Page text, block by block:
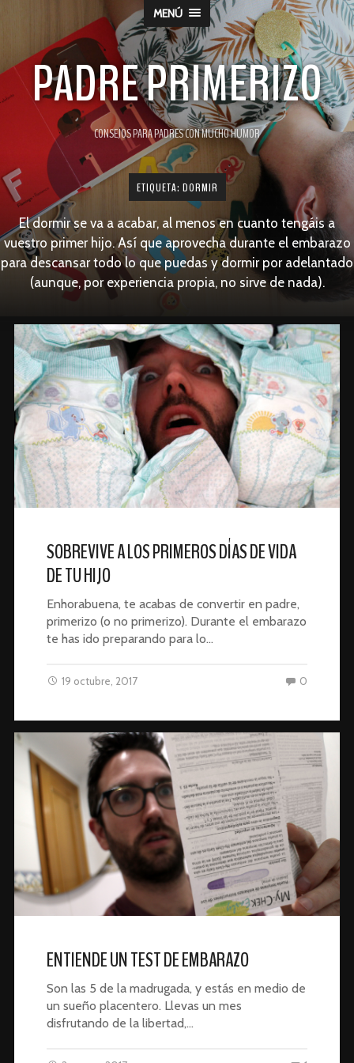
MENÚ
PADRE PRIMERIZO
CONSEJOS PARA PADRES CON MUCHO HUMOR
ETIQUETA: DORMIR
El dormir se va a acabar, al menos en cuanto tengáis a
vuestro primer hijo. Así que aprovecha durante el embarazo
para descansar todo lo que puedas y dormir por adelantado
(aunque, por experiencia propia, no sirve de nada).
SOBREVIVE A LOS PRIMEROS DÍAS DE VIDA
DE TU HIJO
Enhorabuena, te acabas de convertir en padre,
primerizo (o no primerizo). Durante el embarazo
te has ido preparando para lo…
19 octubre, 2017 0
ENTIENDE UN TEST DE EMBARAZO
Son las 5 de la madrugada, y estás en medio de
un sueño placentero. Llevas un mes
disfrutando de la libertad,…